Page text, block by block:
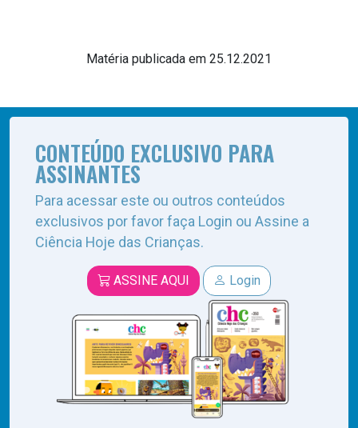
Matéria publicada em 25.12.2021
CONTEÚDO EXCLUSIVO PARA
ASSINANTES
Para acessar este ou outros conteúdos
exclusivos por favor faça Login ou Assine a
Ciência Hoje das Crianças.
ASSINE AQUI Login